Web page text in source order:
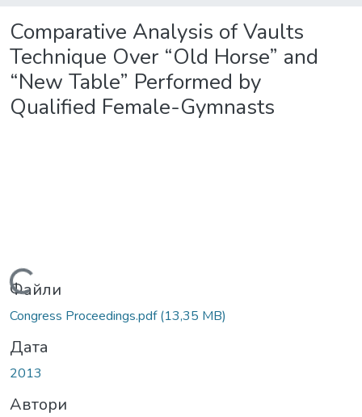
Comparative Analysis of Vaults
Technique Over “Old Horse” and
“New Table” Performed by
Qualified Female-Gymnasts
Вантажиться...
Файли
Congress Proceedings.pdf(13,35 MB)
Дата
2013
Автори